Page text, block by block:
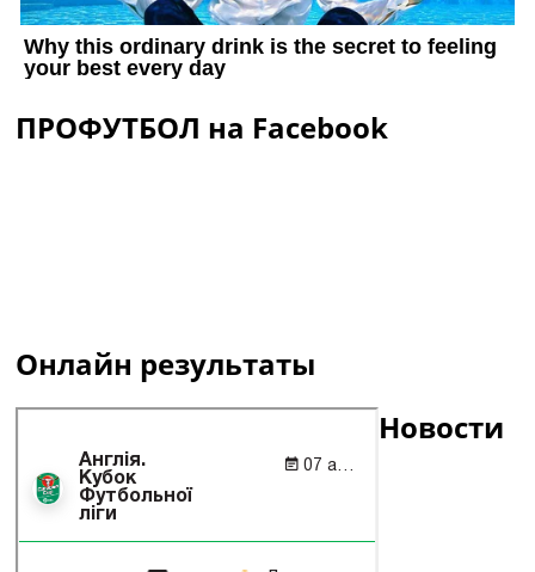
ПРОФУТБОЛ на Facebook
Онлайн результаты
Новости